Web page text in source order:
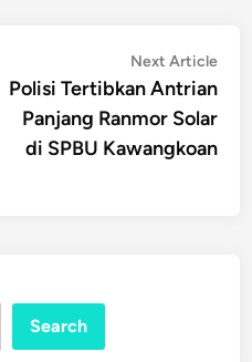
Next Article
Polisi Tertibkan Antrian
Panjang Ranmor Solar
di SPBU Kawangkoan
Search